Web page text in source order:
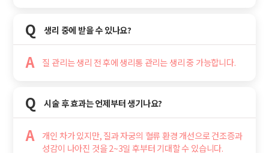
Q 생리 중에 받을 수 있나요?
A 질 관리는 생리 전 후에 생리통 관리는 생리 중 가능합니다.
Q 시술 후 효과는 언제부터 생기나요?
A
개인 차가 있지만, 질과 자궁의 혈류 환경 개선으로 건조증과
성감이 나아진 것을 2~3일 후부터 기대할 수 있습니다.